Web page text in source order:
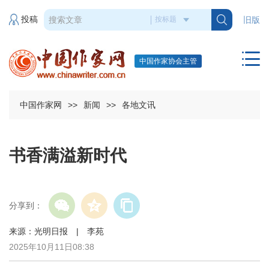
旧版
投稿
中国作家协会主管
中国作家网 >> 新闻 >> 各地文讯
书香满溢新时代
分享到：
来源：光明日报 | 李苑
2025年10月11日08:38